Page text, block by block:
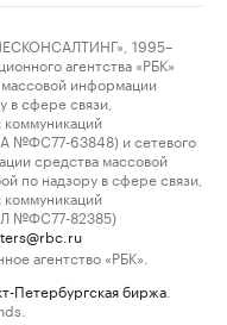
1995–
агентства «РБК»
информации
в сфере связи,
№ФС77-63848) и сетевого
средства массовой
по надзору в сфере связи,
№ФС77-82385)
агентство «РБК».
Петербургская биржа